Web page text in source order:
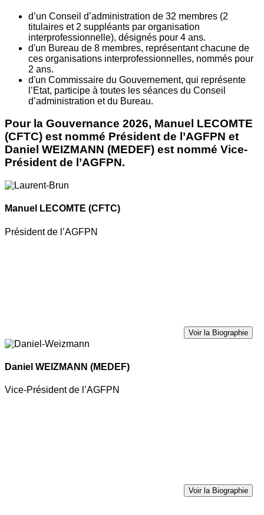
d’un Conseil d’administration de 32 membres (2
titulaires et 2 suppléants par organisation
interprofessionnelle), désignés pour 4 ans.
d'un Bureau de 8 membres, représentant chacune de
ces organisations interprofessionnelles, nommés pour
2 ans.
d'un Commissaire du Gouvernement, qui représente
l’Etat, participe à toutes les séances du Conseil
d’administration et du Bureau.
Pour la Gouvernance 2026, Manuel LECOMTE
(CFTC) est nommé Président de l’AGFPN et
Daniel WEIZMANN (MEDEF) est nommé Vice-
Président de l’AGFPN.
Manuel LECOMTE (CFTC)
Président de l’AGFPN
Voir la Biographie
Daniel WEIZMANN (MEDEF)
Vice-Président de l’AGFPN
Voir la Biographie